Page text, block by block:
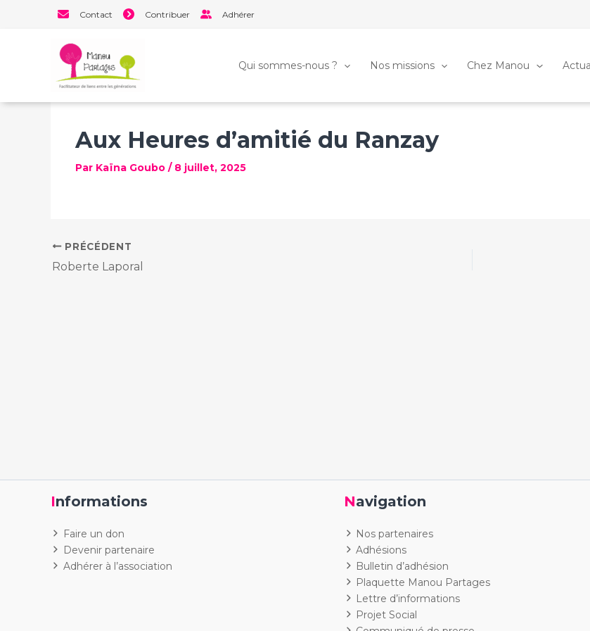
Contact Contribuer Adhérer
Qui sommes-nous ? Nos missions Chez Manou
Aux Heures d’amitié du Ranzay
Par Kaïna Goubo / 8 juillet, 2025
PRÉCÉDENT
Roberte Laporal
Informations
Faire un don
Devenir partenaire
Adhérer à l’association
Navigation
Nos partenaires
Adhésions
Bulletin d’adhésion
Plaquette Manou Partages
Lettre d’informations
Projet Social